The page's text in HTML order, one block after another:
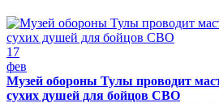
17
фев
Музей обороны Тулы проводит
сухих душей для бойцов СВО